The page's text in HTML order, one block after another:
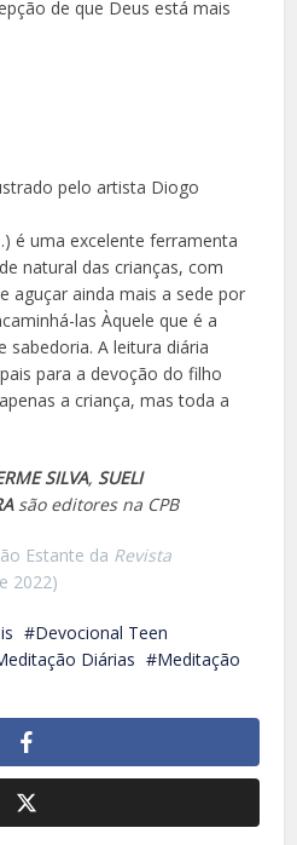
de que Deus está mais
pelo artista Diogo
é uma excelente ferramenta
natural das crianças, com
aguçar ainda mais a sede por
las Àquele que é a
sabedoria. A leitura diária
para a devoção do filho
a criança, mas toda a
SILVA, SUELI
são editores na CPB
Estante da Revista
2022)
Devocional Teen
Diárias
Meditação